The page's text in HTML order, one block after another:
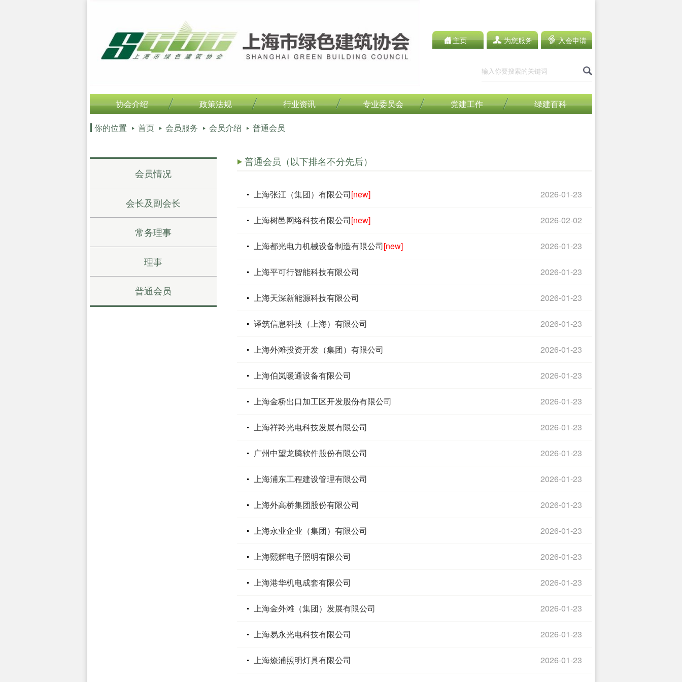
主页 为您服务 入会申请
协会介绍 政策法规 行业资讯 专业委员会 党建工作 绿建百科
你的位置 首页 会员服务 会员介绍 普通会员
会员情况
会长及副会长
常务理事
理事
普通会员
普通会员（以下排名不分先后）
上海张江（集团）有限公司[new] 2026-01-23
上海树邑网络科技有限公司[new] 2026-02-02
上海都光电力机械设备制造有限公司[new] 2026-01-23
上海平可行智能科技有限公司 2026-01-23
上海天深新能源科技有限公司 2026-01-23
译筑信息科技（上海）有限公司 2026-01-23
上海外滩投资开发（集团）有限公司 2026-01-23
上海伯岚暖通设备有限公司 2026-01-23
上海金桥出口加工区开发股份有限公司 2026-01-23
上海祥羚光电科技发展有限公司 2026-01-23
广州中望龙腾软件股份有限公司 2026-01-23
上海浦东工程建设管理有限公司 2026-01-23
上海外高桥集团股份有限公司 2026-01-23
上海永业企业（集团）有限公司 2026-01-23
上海熙辉电子照明有限公司 2026-01-23
上海港华机电成套有限公司 2026-01-23
上海金外滩（集团）发展有限公司 2026-01-23
上海易永光电科技有限公司 2026-01-23
上海燎浦照明灯具有限公司 2026-01-23